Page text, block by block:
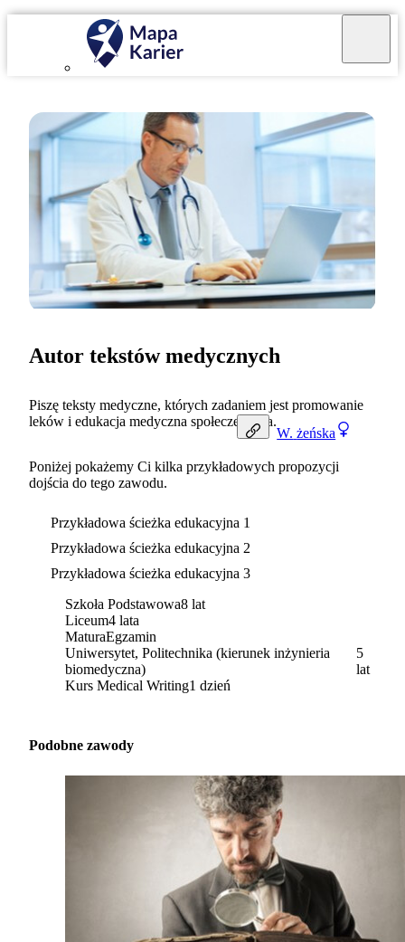
W. żeńska
Autor tekstów medycznych
Piszę teksty medyczne, których zadaniem jest promowanie
leków i edukacja medyczna społeczeństwa.
Poniżej pokażemy Ci kilka przykładowych propozycji
dojścia do tego zawodu.
Przykładowa ścieżka edukacyjna 1
Przykładowa ścieżka edukacyjna 2
Przykładowa ścieżka edukacyjna 3
Szkoła Podstawowa8 lat
Liceum4 lata
MaturaEgzamin
Uniwersytet, Politechnika (kierunek inżynieria
biomedyczna)
5
lat
Kurs Medical Writing1 dzień
Podobne zawody